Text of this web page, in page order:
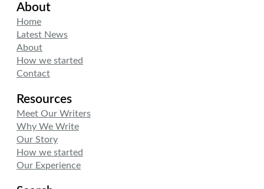
About
Home
Latest News
About
How we started
Contact
Resources
Meet Our Writers
Why We Write
Our Story
How we started
Our Experience